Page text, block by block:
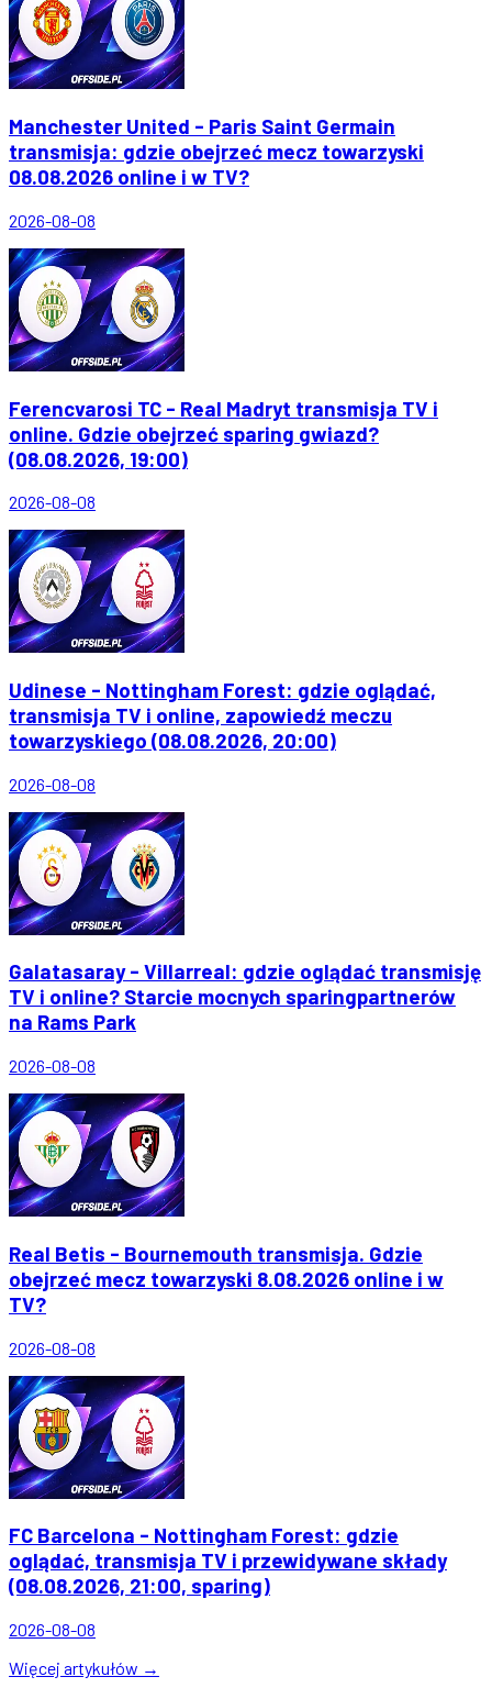
Manchester United - Paris Saint Germain
transmisja: gdzie obejrzeć mecz towarzyski
08.08.2026 online i w TV?
2026-08-08
Ferencvarosi TC - Real Madryt transmisja TV i
online. Gdzie obejrzeć sparing gwiazd?
(08.08.2026, 19:00)
2026-08-08
Udinese - Nottingham Forest: gdzie oglądać,
transmisja TV i online, zapowiedź meczu
towarzyskiego (08.08.2026, 20:00)
2026-08-08
Galatasaray - Villarreal: gdzie oglądać transmisję
TV i online? Starcie mocnych sparingpartnerów
na Rams Park
2026-08-08
Real Betis - Bournemouth transmisja. Gdzie
obejrzeć mecz towarzyski 8.08.2026 online i w
TV?
2026-08-08
FC Barcelona - Nottingham Forest: gdzie
oglądać, transmisja TV i przewidywane składy
(08.08.2026, 21:00, sparing)
2026-08-08
Więcej artykułów →